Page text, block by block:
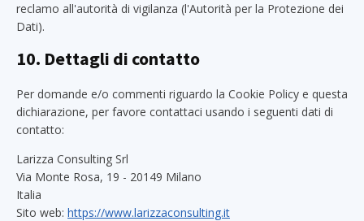
reclamo all'autorità di vigilanza (l'Autorità per la Protezione dei
Dati).
10. Dettagli di contatto
Per domande e/o commenti riguardo la Cookie Policy e questa
dichiarazione, per favore contattaci usando i seguenti dati di
contatto:
Larizza Consulting Srl
Via Monte Rosa, 19 - 20149 Milano
Italia
Sito web: https://www.larizzaconsulting.it